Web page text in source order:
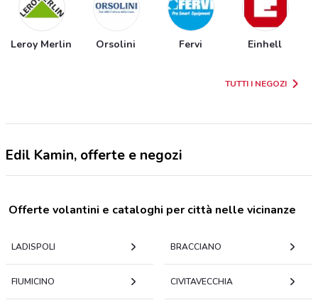
Leroy Merlin Orsolini Fervi Einhell
TUTTI I NEGOZI
Edil Kamin, offerte e negozi
Offerte volantini e cataloghi per città nelle vicinanze
LADISPOLI BRACCIANO
FIUMICINO CIVITAVECCHIA